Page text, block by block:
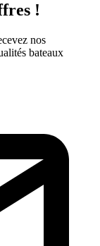
!
nos
bateaux